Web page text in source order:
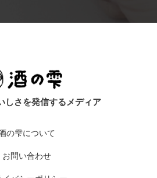
の雫について
お問い合わせ